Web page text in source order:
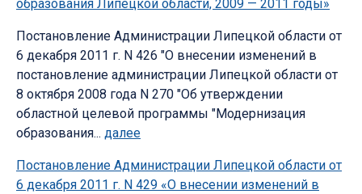
образования Липецкой области, 2009 — 2011 годы»
Постановление Администрации Липецкой области от
6 декабря 2011 г. N 426 "О внесении изменений в
постановление администрации Липецкой области от
8 октября 2008 года N 270 "Об утверждении
областной целевой программы "Модернизация
образования... далее
Постановление Администрации Липецкой области от
6 декабря 2011 г. N 429 «О внесении изменений в